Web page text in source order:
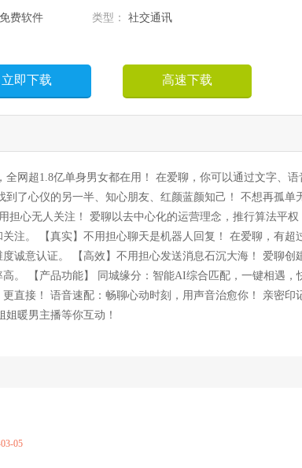
免费软件 类型： 社交通讯
立即下载 高速下载
网超1.8亿单身男女都在用！ 在爱聊，你可以通过文字、
了心仪的另一半、知心朋友、红颜蓝颜知己！ 不想再孤单
担心无人关注！ 爱聊以去中心化的运营理念，推行算法平
注。 【真实】不用担心聊天是机器人回复！ 在爱聊，有超
诚意认证。 【高效】不用担心发送消息石沉大海！ 爱聊创
。 【产品功能】 同城缘分：智能AI综合匹配，一键相遇，
直接！ 语音速配：畅聊心动时刻，用声音治愈你！ 亲密印
暖男主播等你互动！
05